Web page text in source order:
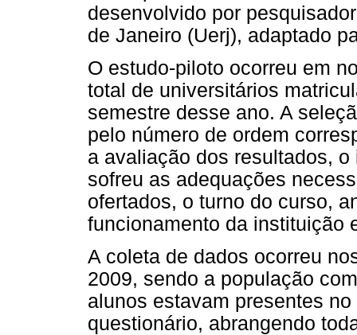
desenvolvido por
de Janeiro (Uerj), adaptado
O estudo-piloto ocorreu em
total de universitários
semestre desse ano. A
pelo número de ordem
a avaliação dos resultados,
sofreu as adequações
ofertados, o turno do curso,
funcionamento da instituição
A coleta de dados ocorreu
2009, sendo a população
alunos estavam presentes
questionário, abrangendo